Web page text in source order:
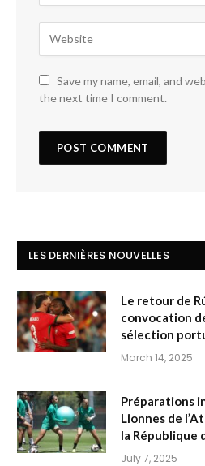
Save my name, email, and
the next time I comment.
LES DERNIÈRES NOUVELLES
Le retour de
convocation
sélection
March 14, 2025
Préparations
Lionnes de
la République
July 7, 2025